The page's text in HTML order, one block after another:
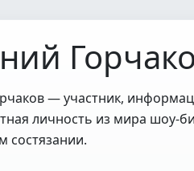
— участник,
личность из мира шоу-
состязании.